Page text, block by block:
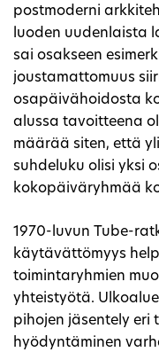
postmoderni
luoden uudenlaista
sai osakseen
joustamattomuus
osapäivähoidosta
alussa tavoitteena
määrää siten, että
suhdeluku olisi yksi
kokopäiväryhmää
1970-luvun Tube-
käytävättömyys
toimintaryhmien
yhteistyötä.
pihojen jäsentely eri
hyödyntäminen